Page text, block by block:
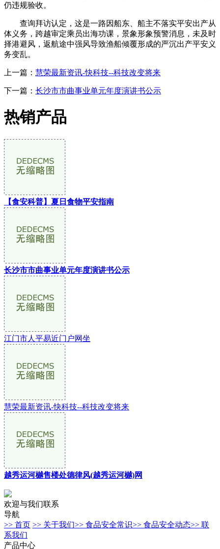
仍违规验收。
查询拜访认定，这是一路因船东、船主不落实平安出产从
体义务，跨越审定乘员出海功课，景象形象预警消息，未及时
择港避风，返航途中强风导致渔船倾覆形成的严沉出产平安义
务变乱。
上一篇： 慧荣最新资讯-快科技--科技改变将来
下一篇： 长沙市市曲事业单元年度演讲书公示
热销产品
【食安科普】夏日食物平安指南
长沙市市曲事业单元年度演讲书公示
江门市人平易近门户网坐
慧荣最新资讯-快科技--科技改变将来
越秀运河樾售楼处德律风(越秀运河樾)网
欢迎与我们联系
导航
>> 首页 >> 关于我们>> 食品安全常识>> 食品安全动态>> 联
系我们
产品中心